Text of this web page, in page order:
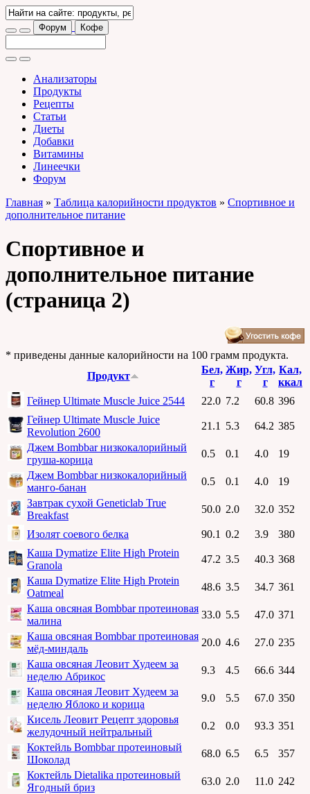
Форум Кофе
Анализаторы
Продукты
Рецепты
Статьи
Диеты
Добавки
Витамины
Линеечки
Форум
Главная » Таблица калорийности продуктов » Спортивное и
дополнительное питание
Спортивное и
дополнительное питание
(страница 2)
* приведены данные калорийности на 100 грамм продукта.
Продукт
Бел,
г
Жир,
г
Угл,
г
Кал,
ккал
Гейнер Ultimate Muscle Juice 2544
22.0 7.2 60.8 396
Гейнер Ultimate Muscle Juice
Revolution 2600
21.1 5.3 64.2 385
Джем Bombbar низкокалорийный
груша-корица
0.5 0.1 4.0
19
Джем Bombbar низкокалорийный
манго-банан
0.5 0.1 4.0
19
Завтрак сухой Geneticlab True
Breakfast
50.0 2.0 32.0 352
Изолят соевого белка 90.1 0.2 3.9
380
Каша Dymatize Elite High Protein
Granola
47.2 3.5 40.3 368
Каша Dymatize Elite High Protein
Oatmeal
48.6 3.5 34.7 361
Каша овсяная Bombbar протеиновая
малина
33.0 5.5 47.0 371
Каша овсяная Bombbar протеиновая
мёд-миндаль
20.0 4.6 27.0 235
Каша овсяная Леовит Худеем за
неделю Абрикос
9.3 4.5 66.6 344
Каша овсяная Леовит Худеем за
неделю Яблоко и корица
9.0 5.5 67.0 350
Кисель Леовит Рецепт здоровья
желудочный нейтральный
0.2 0.0 93.3 351
Коктейль Bombbar протеиновый
Шоколад
68.0 6.5 6.5
357
Коктейль Dietalika протеиновый
Ягодный бриз
63.0 2.0 11.0 242